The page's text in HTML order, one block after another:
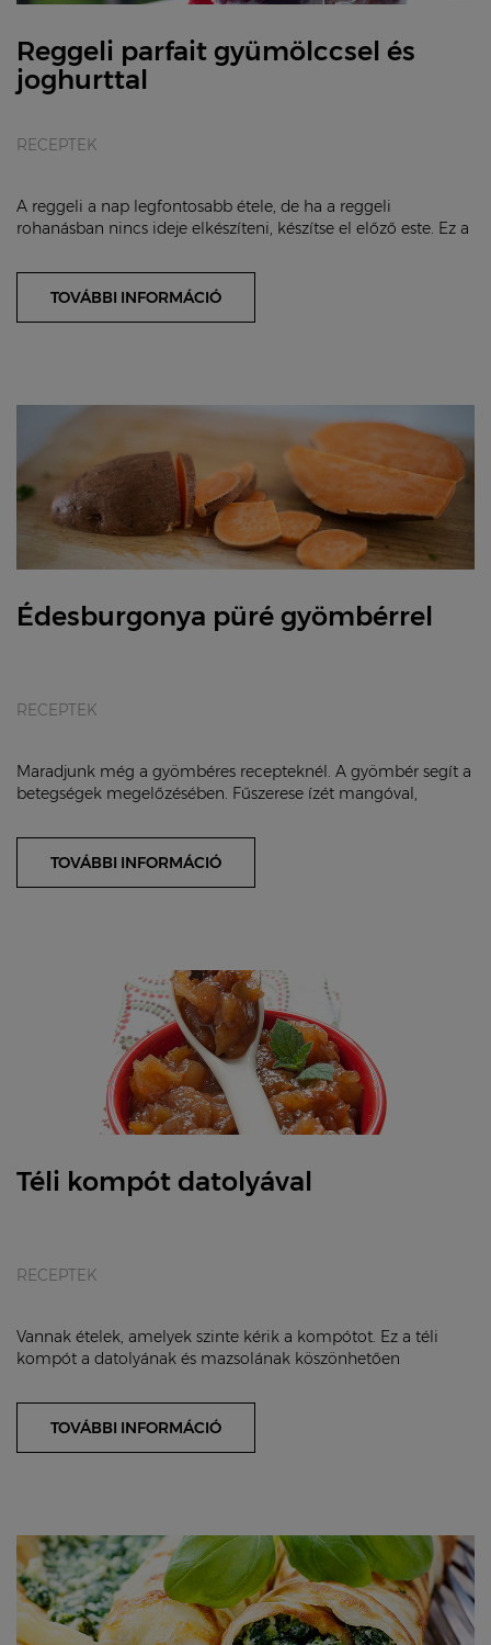
Reggeli parfait gyümölccsel és
joghurttal
RECEPTEK
A reggeli a nap legfontosabb étele, de ha a reggeli
rohanásban nincs ideje elkészíteni, készítse el előző este. Ez a
TOVÁBBI INFORMÁCIÓ
Édesburgonya püré gyömbérrel
RECEPTEK
Maradjunk még a gyömbéres recepteknél. A gyömbér segít a
betegségek megelőzésében. Fűszerese ízét mangóval,
TOVÁBBI INFORMÁCIÓ
Téli kompót datolyával
RECEPTEK
Vannak ételek, amelyek szinte kérik a kompótot. Ez a téli
kompót a datolyának és mazsolának köszönhetően
TOVÁBBI INFORMÁCIÓ